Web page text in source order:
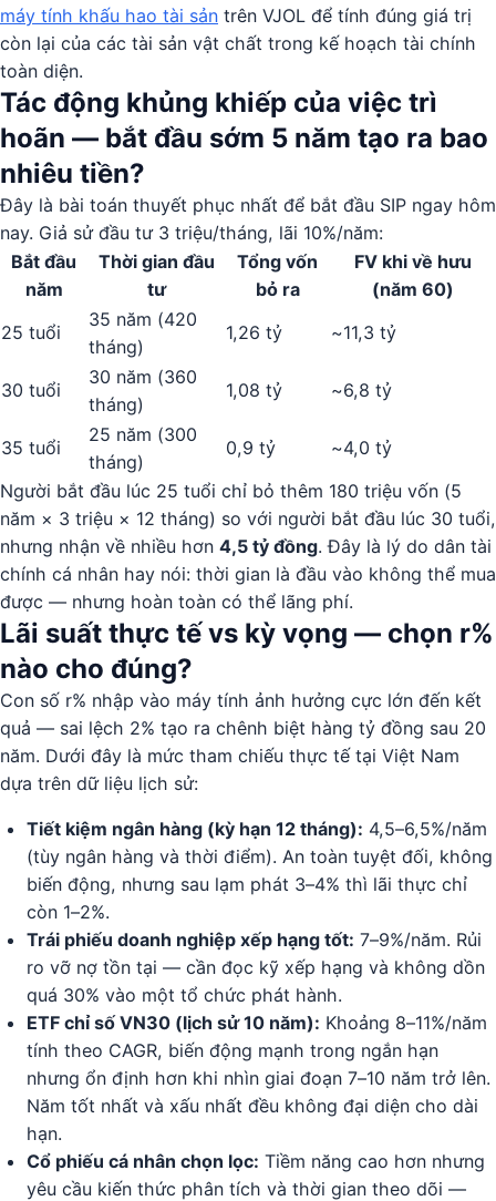
máy tính khấu hao tài sản trên VJOL để tính đúng giá trị
còn lại của các tài sản vật chất trong kế hoạch tài chính
toàn diện.
Tác động khủng khiếp của việc trì
hoãn — bắt đầu sớm 5 năm tạo ra bao
nhiêu tiền?
Đây là bài toán thuyết phục nhất để bắt đầu SIP ngay hôm
nay. Giả sử đầu tư 3 triệu/tháng, lãi 10%/năm:
Bắt đầu
năm
Thời gian đầu
tư
Tổng vốn
bỏ ra
FV khi về hưu
(năm 60)
25 tuổi
35 năm (420
tháng)
1,26 tỷ ~11,3 tỷ
30 tuổi
30 năm (360
tháng)
1,08 tỷ ~6,8 tỷ
35 tuổi
25 năm (300
tháng)
0,9 tỷ
~4,0 tỷ
Người bắt đầu lúc 25 tuổi chỉ bỏ thêm 180 triệu vốn (5
năm × 3 triệu × 12 tháng) so với người bắt đầu lúc 30 tuổi,
nhưng nhận về nhiều hơn 4,5 tỷ đồng. Đây là lý do dân tài
chính cá nhân hay nói: thời gian là đầu vào không thể mua
được — nhưng hoàn toàn có thể lãng phí.
Lãi suất thực tế vs kỳ vọng — chọn r%
nào cho đúng?
Con số r% nhập vào máy tính ảnh hưởng cực lớn đến kết
quả — sai lệch 2% tạo ra chênh biệt hàng tỷ đồng sau 20
năm. Dưới đây là mức tham chiếu thực tế tại Việt Nam
dựa trên dữ liệu lịch sử:
Tiết kiệm ngân hàng (kỳ hạn 12 tháng): 4,5–6,5%/năm
(tùy ngân hàng và thời điểm). An toàn tuyệt đối, không
biến động, nhưng sau lạm phát 3–4% thì lãi thực chỉ
còn 1–2%.
Trái phiếu doanh nghiệp xếp hạng tốt: 7–9%/năm. Rủi
ro vỡ nợ tồn tại — cần đọc kỹ xếp hạng và không dồn
quá 30% vào một tổ chức phát hành.
ETF chỉ số VN30 (lịch sử 10 năm): Khoảng 8–11%/năm
tính theo CAGR, biến động mạnh trong ngắn hạn
nhưng ổn định hơn khi nhìn giai đoạn 7–10 năm trở lên.
Năm tốt nhất và xấu nhất đều không đại diện cho dài
hạn.
Cổ phiếu cá nhân chọn lọc: Tiềm năng cao hơn nhưng
yêu cầu kiến thức phân tích và thời gian theo dõi —